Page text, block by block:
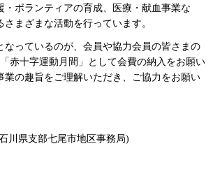
・ボランティアの育成、医療・献血事業な
まざまな活動を行っています。
なっているのが、会員や協力会員の皆さまの
赤十字運動月間」として会費の納入をお願い
業の趣旨をご理解いただき、ご協力をお願い
川県支部七尾市地区事務局)